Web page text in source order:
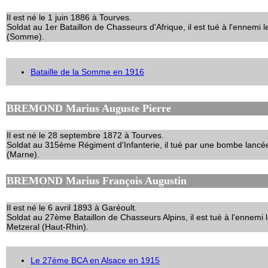
Il est né le 1 juin 1886 à Tourves.
Soldat au 1er Bataillon de Chasseurs d'Afrique, il est tué à l'ennemi
(Somme).
Bataille de la Somme en 1916
BREMOND Marius Auguste Pierre
Il est né le 28 septembre 1872 à Tourves.
Soldat au 315ème Régiment d'Infanterie, il tué par une bombe
(Marne).
BREMOND Marius François Augustin
Il est né le 6 avril 1893 à Garéoult.
Soldat au 27ème Bataillon de Chasseurs Alpins, il est tué à
Metzeral (Haut-Rhin).
Le 27ème BCA en Alsace en 1915